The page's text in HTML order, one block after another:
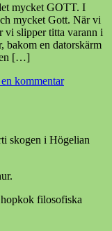
mycket GOTT. I
mycket Gott. När vi
vi slipper titta varann i
bakom en datorskärm
en […]
kommentar
skogen i Högelian
filosofiska